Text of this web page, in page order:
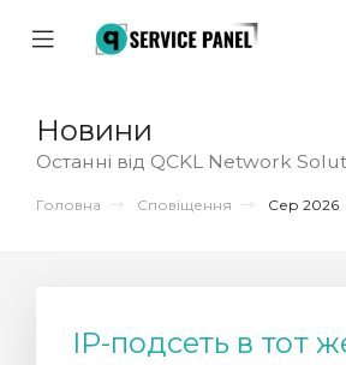
Mobile
Новини
Останні від QCKL Network
Головна Сповіщення Сер 2026
IP-подсеть в тот